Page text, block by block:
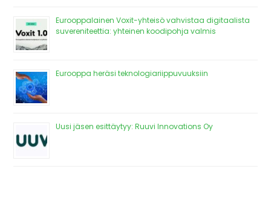
Eurooppalainen Voxit-yhteisö vahvistaa digitaalista
suvereniteettia: yhteinen koodipohja valmis
Eurooppa heräsi teknologiariippuvuuksiin
Uusi jäsen esittäytyy: Ruuvi Innovations Oy